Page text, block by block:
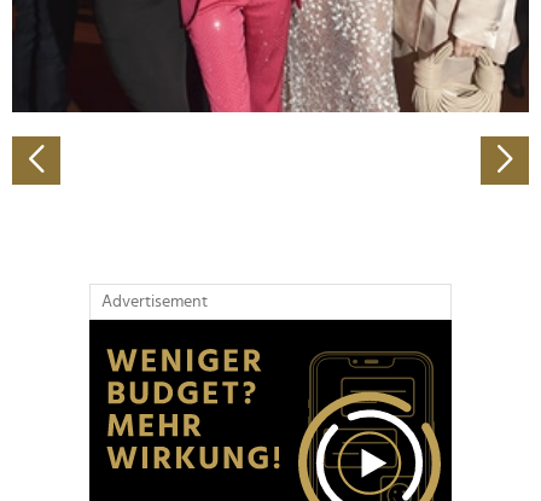
Verwendung unserer Website an unsere Partner für
soziale Medien, Werbung und Analysen weiter. Unsere
Partner führen diese Informationen möglicherweise mit
weiteren Daten zusammen, die Sie ihnen bereitgestellt
gesammelt haben.
Advertisement